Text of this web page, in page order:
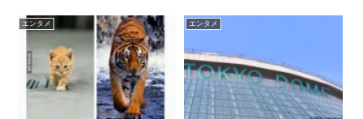
エンタメ エンタメ